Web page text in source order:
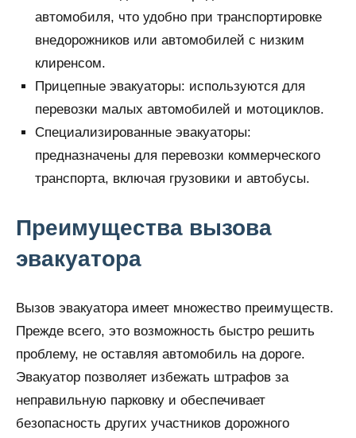
автомобиля, что удобно при транспортировке
внедорожников или автомобилей с низким
клиренсом.
Прицепные эвакуаторы: используются для
перевозки малых автомобилей и мотоциклов.
Специализированные эвакуаторы:
предназначены для перевозки коммерческого
транспорта, включая грузовики и автобусы.
Преимущества вызова
эвакуатора
Вызов эвакуатора имеет множество преимуществ.
Прежде всего, это возможность быстро решить
проблему, не оставляя автомобиль на дороге.
Эвакуатор позволяет избежать штрафов за
неправильную парковку и обеспечивает
безопасность других участников дорожного